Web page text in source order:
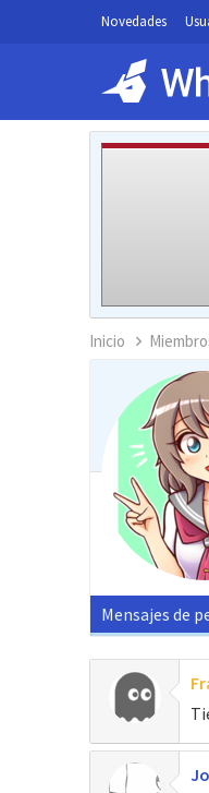
Novedades
Inicio
Mensajes de